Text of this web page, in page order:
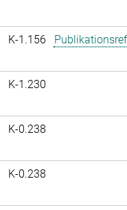
K-1.156
K-1.230
K-0.238
K-0.238